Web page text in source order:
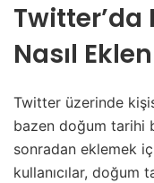
Nasıl
Twitter üzerinde
bazen doğum tarihi
sonradan eklemek
kullanıcılar, doğum